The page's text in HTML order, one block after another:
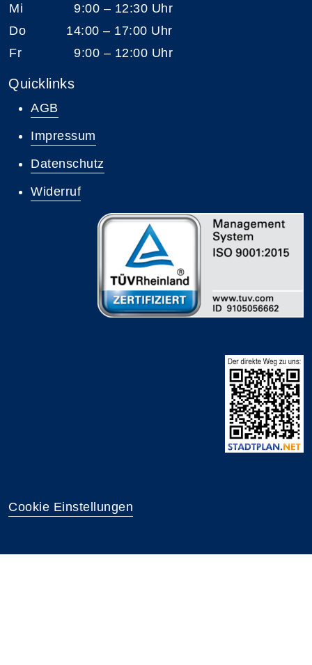
Mi
9:00 – 12:30 Uhr
Do
14:00 – 17:00 Uhr
Fr
9:00 – 12:00 Uhr
Quicklinks
AGB
Impressum
Datenschutz
Widerruf
Cookie Einstellungen